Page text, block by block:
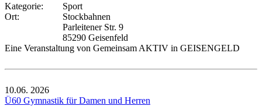
Kategorie:
Sport
Ort:
Stockbahnen
Parleitener Str. 9
85290 Geisenfeld
Eine Veranstaltung von Gemeinsam AKTIV in GEISENGELD
10.06. 2026
Ü60 Gymnastik für Damen und Herren